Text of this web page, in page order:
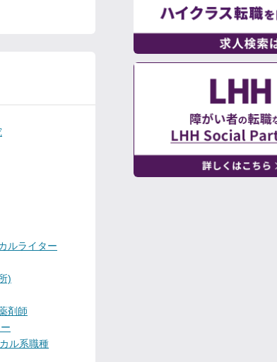
ルライター
)
剤師
ル系職種